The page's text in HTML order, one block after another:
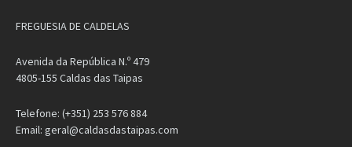
FREGUESIA DE CALDELAS
Avenida da República N.º 479
4805-155 Caldas das Taipas
Telefone: (+351) 253 576 884
Email: geral@caldasdastaipas.com